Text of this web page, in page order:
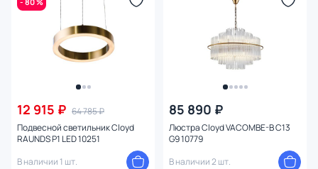
12 915 ₽ 64 785 ₽
Подвесной светильник Cloyd
RAUNDS P1 LED 10251
В наличии 1 шт.
85 890 ₽
Люстра Cloyd VACOMBE-B C13
G9 10779
В наличии 2 шт.
Материал
Цвет арматуры
Цвет плафона
Размер